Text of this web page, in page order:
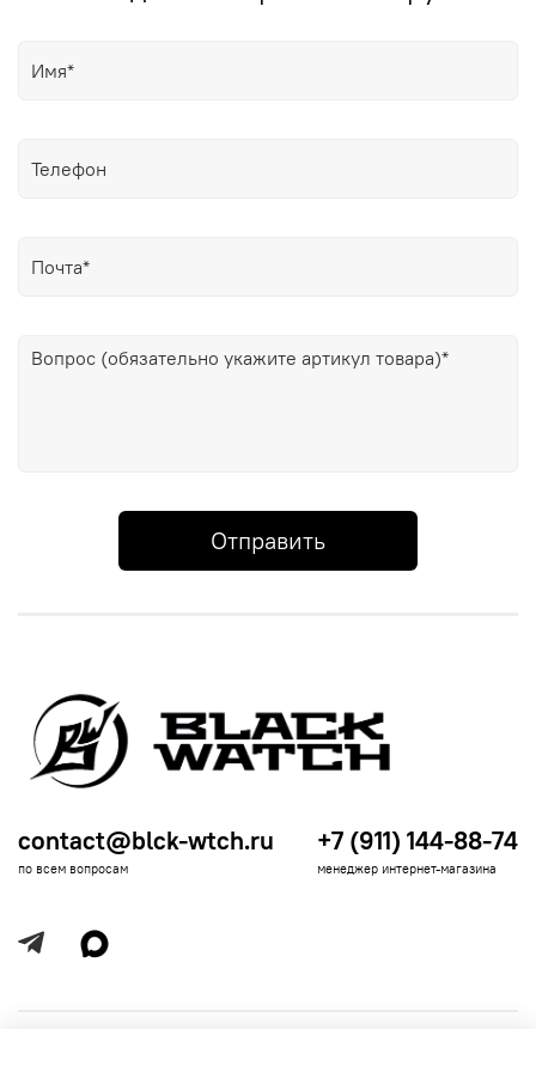
Отправить
contact@blck-wtch.ru
по всем вопросам
+7 (911) 144-88-74
менеджер интернет-магазина